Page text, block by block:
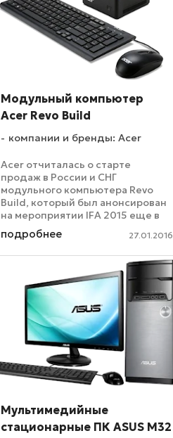
Модульный компьютер
Acer Revo Build
компании и бренды: Acer
Acer отчиталась о старте
продаж в России и СНГ
модульного компьютера Revo
Build, который был анонсирован
на мероприятии IFA 2015 еще в
сентябре прошлого года.
Пользователи смогут собирать и
модернизировать такие
сменяемые ...
подробнее 27.01.2016
Мультимедийные
стационарные ПК ASUS M32